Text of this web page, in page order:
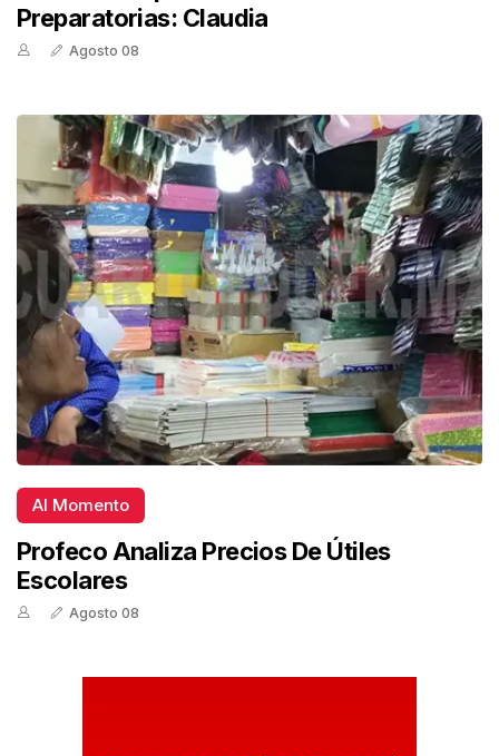
Preparatorias: Claudia
Agosto 08
Al Momento
Profeco Analiza Precios De Útiles
Escolares
Agosto 08